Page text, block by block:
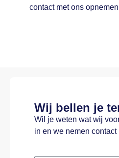
contact met ons
Wij bellen je
Wil je weten wat wij
in en we nemen contact